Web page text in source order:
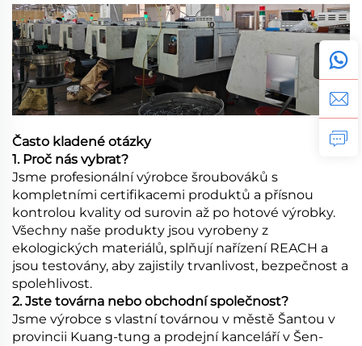
Často kladené otázky
1. Proč nás vybrat?
Jsme profesionální výrobce šroubováků s
kompletními certifikacemi produktů a přísnou
kontrolou kvality od surovin až po hotové výrobky.
Všechny naše produkty jsou vyrobeny z
ekologických materiálů, splňují nařízení REACH a
jsou testovány, aby zajistily trvanlivost, bezpečnost a
spolehlivost.
2. Jste továrna nebo obchodní společnost?
Jsme výrobce s vlastní továrnou v městě Šantou v
provincii Kuang-tung a prodejní kanceláří v Šen-